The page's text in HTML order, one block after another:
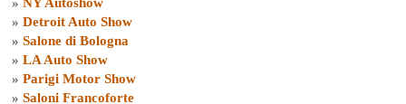
» Detroit Auto Show
» Salone di Bologna
» LA Auto Show
» Parigi Motor Show
» Saloni Francoforte